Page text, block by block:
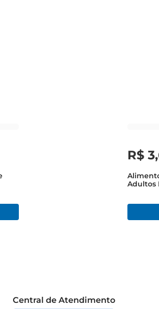
a crescer forte e saudável.
R$ 3,
Adultos
Central de Atendimento